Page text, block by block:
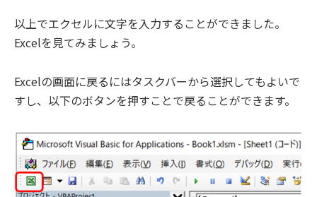
以上でエクセルに文字を入力することができました。
Excelを見てみましょう。
Excelの画面に戻るにはタスクバーから選択してもよいで
すし、以下のボタンを押すことで戻ることができます。